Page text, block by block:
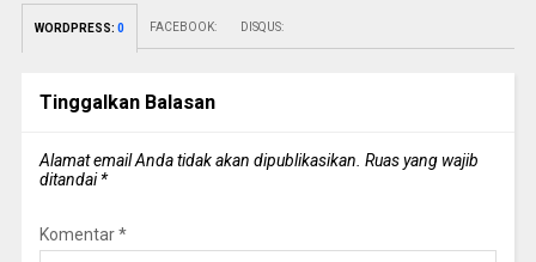
WORDPRESS: 0 FACEBOOK: DISQUS:
Tinggalkan Balasan
Alamat email Anda tidak akan dipublikasikan. Ruas yang wajib
ditandai*
Komentar*